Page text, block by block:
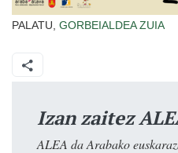
PALATU, GORBEIALDEA ZUIA
Izan zaitez
ALEA da Arabako